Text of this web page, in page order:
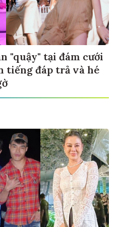
"quậy" tại đám cưới
tiếng đáp trả và hé